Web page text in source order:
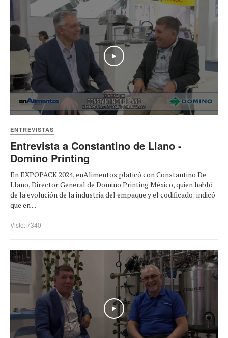
Play
ENTREVISTAS
Entrevista a Constantino de Llano -
Domino Printing
En EXPOPACK 2024, enAlimentos platicó con Constantino De
Llano, Director General de Domino Printing México, quien habló
de la evolución de la industria del empaque y el codificado; indicó
que en ...
Visto: 7340
Play